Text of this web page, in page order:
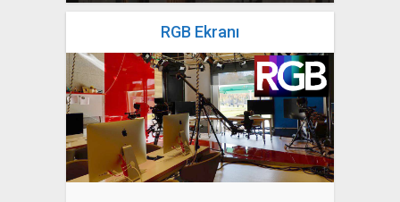
RGB Ekranı